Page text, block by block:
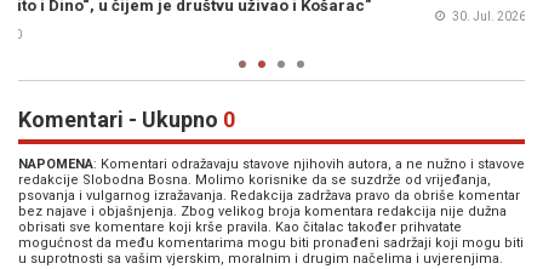
30. Jul. 2026 0
Komentari - Ukupno 0
NAPOMENA: Komentari odražavaju stavove njihovih autora, a ne nužno i stavove
redakcije Slobodna Bosna. Molimo korisnike da se suzdrže od vrijeđanja,
psovanja i vulgarnog izražavanja. Redakcija zadržava pravo da obriše komentar
bez najave i objašnjenja. Zbog velikog broja komentara redakcija nije dužna
obrisati sve komentare koji krše pravila. Kao čitalac također prihvatate
mogućnost da među komentarima mogu biti pronađeni sadržaji koji mogu biti
u suprotnosti sa vašim vjerskim, moralnim i drugim načelima i uvjerenjima.